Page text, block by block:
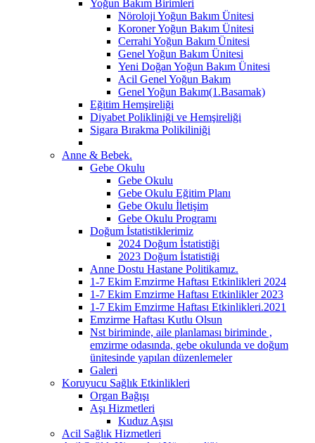
Yoğun Bakım Birimleri
Nöroloji Yoğun Bakım Ünitesi
Koroner Yoğun Bakım Ünitesi
Cerrahi Yoğun Bakım Ünitesi
Genel Yoğun Bakım Ünitesi
Yeni Doğan Yoğun Bakım Ünitesi
Acil Genel Yoğun Bakım
Genel Yoğun Bakım(1.Basamak)
Eğitim Hemşireliği
Diyabet Polikliniği ve Hemşireliği
Sigara Bırakma Polikiliniği
Anne & Bebek.
Gebe Okulu
Gebe Okulu
Gebe Okulu Eğitim Planı
Gebe Okulu İletişim
Gebe Okulu Programı
Doğum İstatistiklerimiz
2024 Doğum İstatistiği
2023 Doğum İstatistiği
Anne Dostu Hastane Politikamız.
1-7 Ekim Emzirme Haftası Etkinlikleri 2024
1-7 Ekim Emzirme Haftası Etkinlikler 2023
1-7 Ekim Emzirme Haftası Etkinlikleri.2021
Emzirme Haftası Kutlu Olsun
Nst biriminde, aile planlaması biriminde ,
emzirme odasında, gebe okulunda ve doğum
ünitesinde yapılan düzenlemeler
Galeri
Koruyucu Sağlık Etkinlikleri
Organ Bağışı
Aşı Hizmetleri
Kuduz Aşısı
Acil Sağlık Hizmetleri